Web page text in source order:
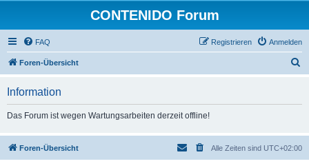
CONTENIDO Forum
FAQ Anmelden
Registrieren
Foren-Übersicht
Information
Das Forum ist wegen Wartungsarbeiten derzeit offline!
Foren-Übersicht Alle Zeiten sind UTC+02:00